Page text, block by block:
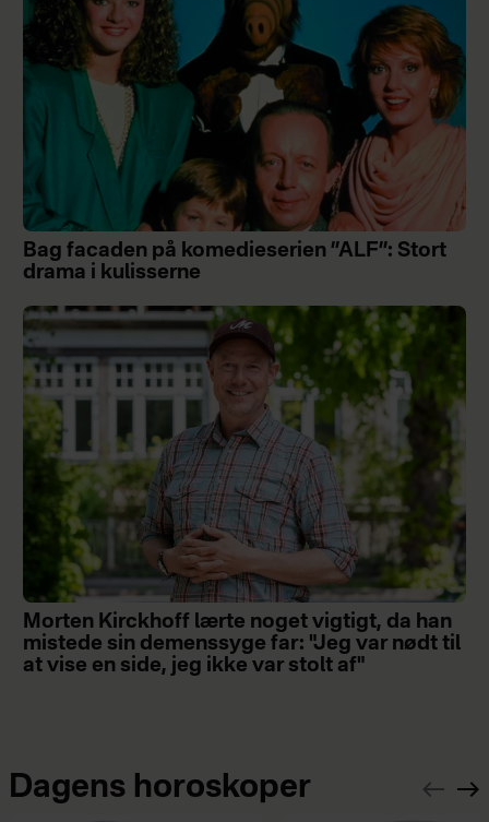
Bag facaden på komedieserien ”ALF”: Stort
drama i kulisserne
Morten Kirckhoff lærte noget vigtigt, da han
mistede sin demenssyge far: "Jeg var nødt til
at vise en side, jeg ikke var stolt af"
Dagens horoskoper